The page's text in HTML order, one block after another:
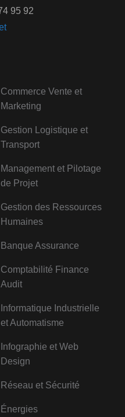
95 92
Commerce Vente et
Marketing
Gestion Logistique et
Transport
Management et Pilotage
de Projet
Gestion des Ressources
Humaines
Banque Assurance
Comptabilité Finance
Audit
Informatique Industrielle
et Automatisme
Infographie et Web
Design
Réseau et Sécurité
Énergies